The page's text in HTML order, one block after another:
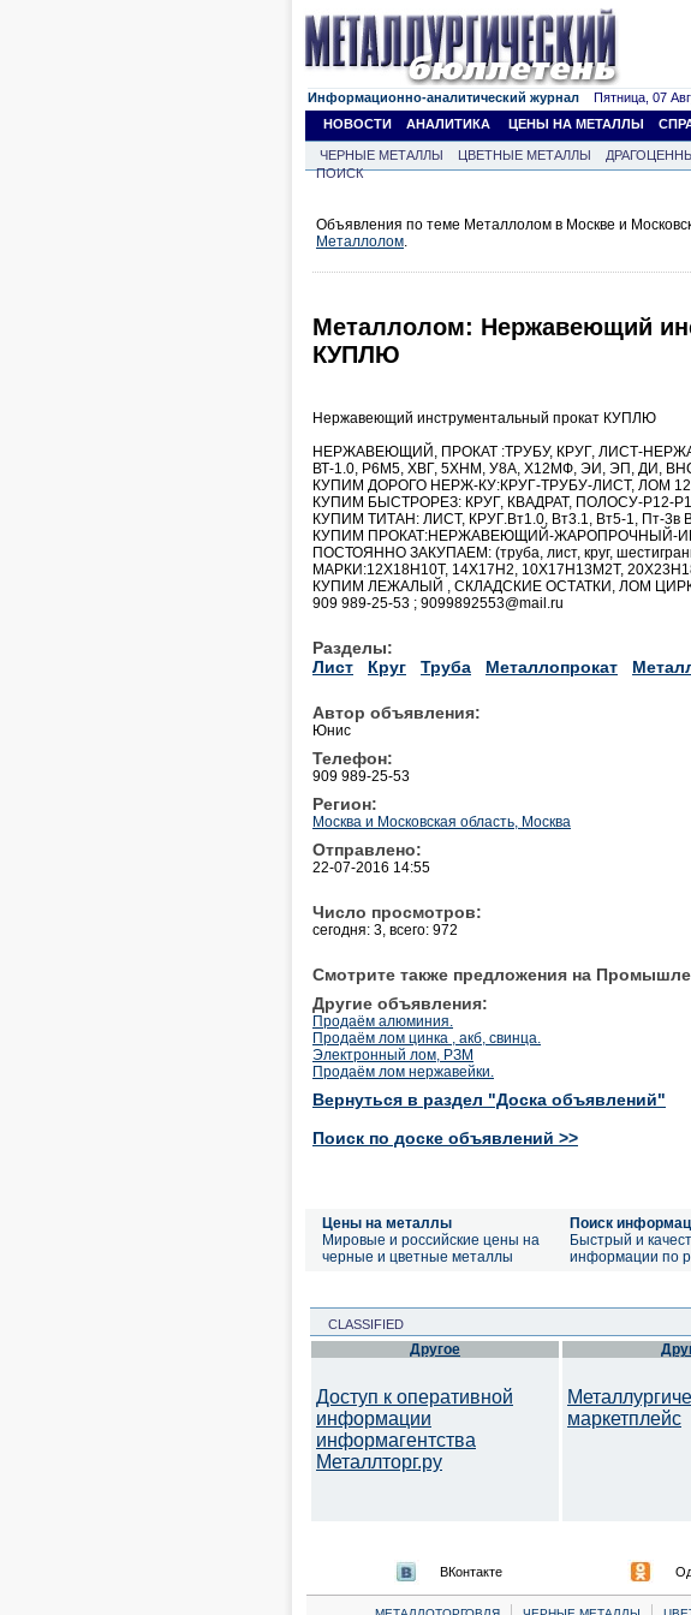
Информационно-аналитический журнал Пятница, 07
НОВОСТИ
АНАЛИТИКА ЦЕНЫ НА МЕТАЛЛЫ
ЧЕРНЫЕ МЕТАЛЛЫ ЦВЕТНЫЕ МЕТАЛЛЫ
ПОИСК
Объявления по теме Металлолом в Москве и
Металлолом.
Металлолом: Нержавеющий
КУПЛЮ
Нержавеющий инструментальный прокат КУПЛЮ
НЕРЖАВЕЮЩИЙ, ПРОКАТ :ТРУБУ, КРУГ, ЛИСТ-
ВТ-1.0, Р6М5, ХВГ, 5ХНМ, У8А, Х12МФ, ЭИ, ЭП, ДИ,
КУПИМ ДОРОГО НЕРЖ-КУ:КРУГ-ТРУБУ-ЛИСТ, ЛОМ
КУПИМ БЫСТРОРЕЗ: КРУГ, КВАДРАТ, ПОЛОСУ-Р12-
КУПИМ ТИТАН: ЛИСТ, КРУГ.Вт1.0, Вт3.1, Вт5-1, Пт-3в
КУПИМ ПРОКАТ:НЕРЖАВЕЮЩИЙ-ЖАРОПРОЧНЫЙ-
ПОСТОЯННО ЗАКУПАЕМ: (труба, лист, круг,
МАРКИ:12Х18Н10Т, 14Х17Н2, 10Х17Н13М2Т,
КУПИМ ЛЕЖАЛЫЙ , СКЛАДСКИЕ ОСТАТКИ, ЛОМ
909 989-25-53 ; 9099892553@mail.ru
Разделы:
Лист
Круг Труба Металлопрокат
Автор объявления:
Юнис
Телефон:
909 989-25-53
Регион:
Москва и Московская область, Москва
Отправлено:
22-07-2016 14:55
Число просмотров:
сегодня: 3, всего: 972
Смотрите также предложения на
Другие объявления:
Продаём алюминия.
Продаём лом цинка , акб, свинца.
Электронный лом, РЗМ
Продаём лом нержавейки.
Вернуться в раздел "Доска объявлений"
Поиск по доске объявлений >>
Цены на металлы
Мировые и российские цены на
черные и цветные металлы
Поиск
Быстрый и
информации по
CLASSIFIED
Другое
Доступ к оперативной
информации
информагентства
Металлторг.ру
маркетплейс
ВКонтакте
| |